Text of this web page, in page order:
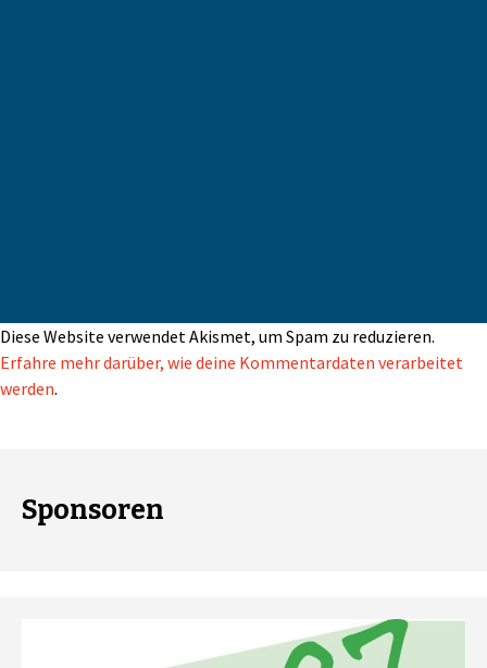
Diese Website verwendet Akismet, um Spam zu reduzieren.
Erfahre mehr darüber, wie deine Kommentardaten verarbeitet
werden.
Sponsoren